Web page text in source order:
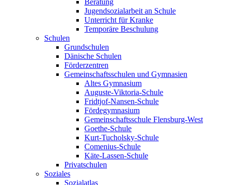
Beratung
Jugendsozialarbeit an Schule
Unterricht für Kranke
Temporäre Beschulung
Schulen
Grundschulen
Dänische Schulen
Förderzentren
Gemeinschaftsschulen und Gymnasien
Altes Gymnasium
Auguste-Viktoria-Schule
Fridtjof-Nansen-Schule
Fördegymnasium
Gemeinschaftsschule Flensburg-West
Goethe-Schule
Kurt-Tucholsky-Schule
Comenius-Schule
Käte-Lassen-Schule
Privatschulen
Soziales
Sozialatlas